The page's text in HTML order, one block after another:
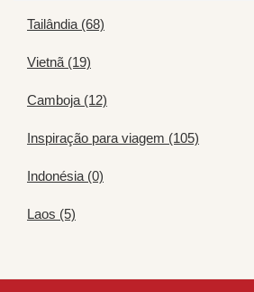
Tailândia (68)
Vietnã (19)
Camboja (12)
Inspiração para viagem (105)
Indonésia (0)
Laos (5)